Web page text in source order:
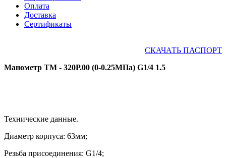
Оплата
Доставка
Сертификаты
СКАЧАТЬ ПАСПОРТ
Манометр ТМ - 320Р.00 (0-0.25МПа) G1/4 1.5
Технические данные.
Диаметр корпуса: 63мм;
Резьба присоединения: G1/4;